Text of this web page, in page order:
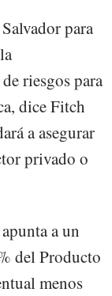
para
riesgos para
dice Fitch
a asegurar
privado o
a un
del Producto
menos